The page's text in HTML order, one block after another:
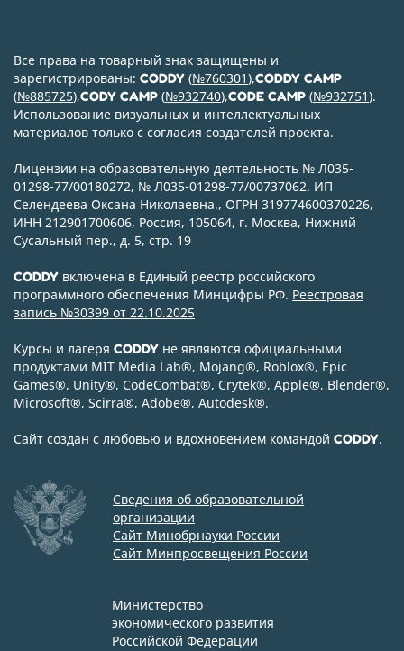
Все права на товарный знак защищены и
зарегистрированы: CODDY (№760301),CODDY CAMP
(№885725),CODY CAMP (№932740),CODE CAMP (№932751).
Использование визуальных и интеллектуальных
материалов только с согласия создателей проекта.
Лицензии на образовательную деятельность № Л035-
01298-77/00180272, № Л035-01298-77/00737062. ИП
Селендеева Оксана Николаевна., ОГРН 319774600370226,
ИНН 212901700606, Россия, 105064, г. Москва, Нижний
Сусальный пер., д. 5, стр. 19
CODDY включена в Единый реестр российского
программного обеспечения Минцифры РФ. Реестровая
запись №30399 от 22.10.2025
Курсы и лагеря CODDY не являются официальными
продуктами MIT Media Lab®, Mojang®, Roblox®, Epic
Games®, Unity®, CodeСombat®, Crytek®, Apple®, Blender®,
Microsoft®, Scirra®, Adobe®, Autodesk®.
Сайт создан с любовью и вдохновением командой CODDY.
Сведения об образовательной
организации
Сайт Минобрнауки России
Сайт Минпросвещения России
Министерство
экономического развития
Российской Федерации